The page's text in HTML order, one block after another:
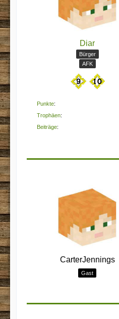
Diar
Bürger
AFK
Punkte
Trophäen
Beiträge
CarterJennings
Gast